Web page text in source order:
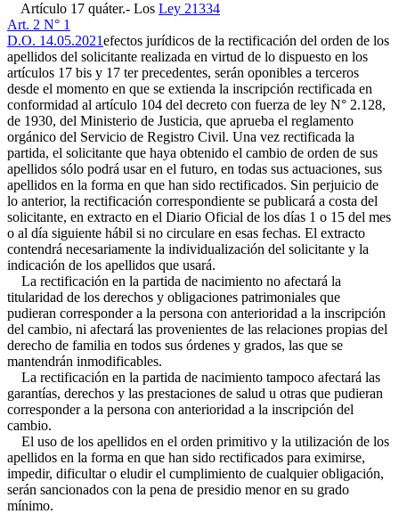
Artículo 17 quáter.- Los Ley 21334
Art. 2 N° 1
D.O. 14.05.2021efectos jurídicos de la rectificación del orden de los
apellidos del solicitante realizada en virtud de lo dispuesto en los
artículos 17 bis y 17 ter precedentes, serán oponibles a terceros
desde el momento en que se extienda la inscripción rectificada en
conformidad al artículo 104 del decreto con fuerza de ley N° 2.128,
de 1930, del Ministerio de Justicia, que aprueba el reglamento
orgánico del Servicio de Registro Civil. Una vez rectificada la
partida, el solicitante que haya obtenido el cambio de orden de sus
apellidos sólo podrá usar en el futuro, en todas sus actuaciones, sus
apellidos en la forma en que han sido rectificados. Sin perjuicio de
lo anterior, la rectificación correspondiente se publicará a costa del
solicitante, en extracto en el Diario Oficial de los días 1 o 15 del mes
o al día siguiente hábil si no circulare en esas fechas. El extracto
contendrá necesariamente la individualización del solicitante y la
indicación de los apellidos que usará.
La rectificación en la partida de nacimiento no afectará la
titularidad de los derechos y obligaciones patrimoniales que
pudieran corresponder a la persona con anterioridad a la inscripción
del cambio, ni afectará las provenientes de las relaciones propias del
derecho de familia en todos sus órdenes y grados, las que se
mantendrán inmodificables.
La rectificación en la partida de nacimiento tampoco afectará las
garantías, derechos y las prestaciones de salud u otras que pudieran
corresponder a la persona con anterioridad a la inscripción del
cambio.
El uso de los apellidos en el orden primitivo y la utilización de los
apellidos en la forma en que han sido rectificados para eximirse,
impedir, dificultar o eludir el cumplimiento de cualquier obligación,
serán sancionados con la pena de presidio menor en su grado
mínimo.